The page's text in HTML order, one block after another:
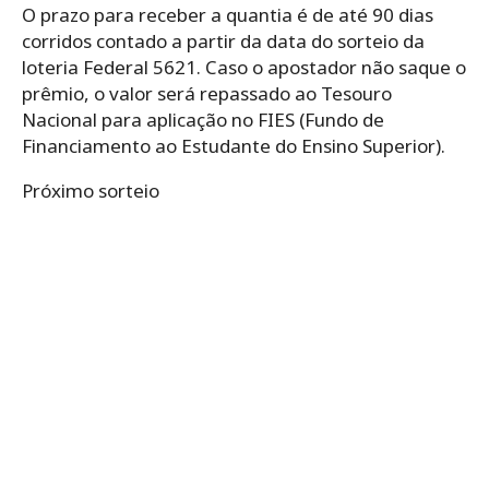
O prazo para receber a quantia é de até 90 dias
corridos contado a partir da data do sorteio da
loteria Federal 5621. Caso o apostador não saque o
prêmio, o valor será repassado ao Tesouro
Nacional para aplicação no FIES (Fundo de
Financiamento ao Estudante do Ensino Superior).
Próximo sorteio